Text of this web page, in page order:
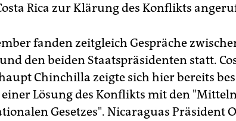
Rica zur Klärung des Konflikts
fanden zeitgleich Gespräche
den beiden Staatspräsidenten statt.
Chinchilla zeigte sich hier bereits
Lösung des Konflikts mit den
Gesetzes". Nicaraguas Präsident